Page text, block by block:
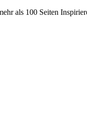
als 100 Seiten